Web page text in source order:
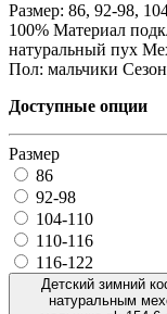
Размер: 86, 92-98,
100% Материал
натуральный пух
Пол: мальчики
Доступные опции
Размер
86
92-98
104-110
110-116
116-122
Детский зимний
натуральным